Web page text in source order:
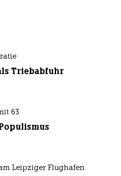
Triebabfuhr
63
Leipziger Flughafen